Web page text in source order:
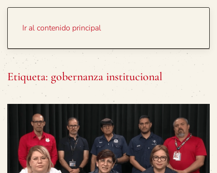
Ir al contenido principal
Etiqueta: gobernanza institucional